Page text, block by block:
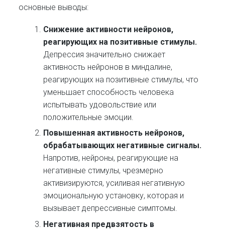
основные выводы:
Снижение активности нейронов,
реагирующих на позитивные стимулы.
Депрессия значительно снижает
активность нейронов в миндалине,
реагирующих на позитивные стимулы, что
уменьшает способность человека
испытывать удовольствие или
положительные эмоции.
Повышенная активность нейронов,
обрабатывающих негативные сигналы.
Напротив, нейроны, реагирующие на
негативные стимулы, чрезмерно
активизируются, усиливая негативную
эмоциональную установку, которая и
вызывает депрессивные симптомы.
Негативная предвзятость в